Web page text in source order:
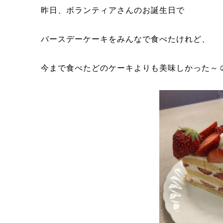
昨日、ボランティアさんのお誕生日で
バースデーケーキをみんなで食べたけれど、
今まで食べたどのケーキよりも美味しかった